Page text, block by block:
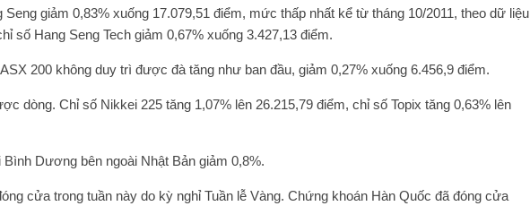
Seng giảm 0,83% xuống 17.079,51 điểm, mức thấp nhất kể từ tháng 10/2011, theo dữ liệu
số Hang Seng Tech giảm 0,67% xuống 3.427,13 điểm.
200 không duy trì được đà tăng như ban đầu, giảm 0,27% xuống 6.456,9 điểm.
dòng. Chỉ số Nikkei 225 tăng 1,07% lên 26.215,79 điểm, chỉ số Topix tăng 0,63% lên
Dương bên ngoài Nhật Bản giảm 0,8%.
cửa trong tuần này do kỳ nghỉ Tuần lễ Vàng. Chứng khoán Hàn Quốc đã đóng cửa